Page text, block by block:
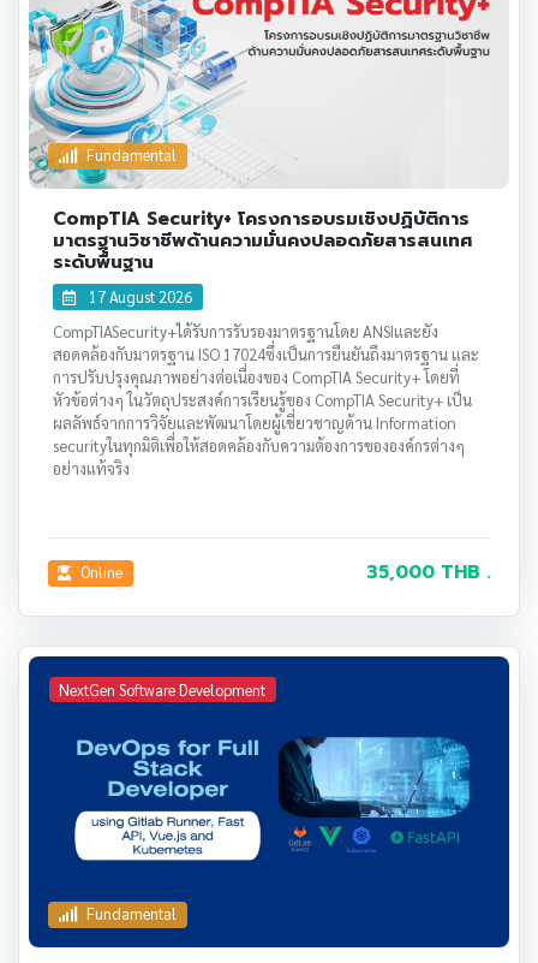
Fundamental
CompTIA Security+ โครงการอบรมเชิงปฏิบัติการ
มาตรฐานวิชาชีพด้านความมั่นคงปลอดภัยสารสนเทศ
ระดับพื้นฐาน
17 August 2026
CompTIASecurity+ได้รับการรับรองมาตรฐานโดย ANSIและยัง
สอดคล้องกับมาตรฐาน ISO 17024ซึ่งเป็นการยืนยันถึงมาตรฐาน และ
การปรับปรุงคุณภาพอย่างต่อเนื่องของ CompTIA Security+ โดยที่
หัวข้อต่างๆ ในวัตถุประสงค์การเรียนรู้ของ CompTIA Security+ เป็น
ผลลัพธ์จากการวิจัยและพัฒนาโดยผู้เชี่ยวชาญด้าน Information
securityในทุกมิติเพื่อให้สอดคล้องกับความต้องการขององค์กรต่างๆ
อย่างแท้จริง
Online 35,000 THB .
NextGen Software Development
Fundamental